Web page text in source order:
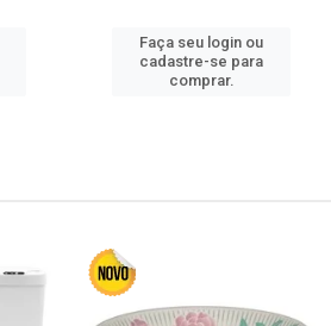
Faça seu login ou
cadastre-se para
comprar.